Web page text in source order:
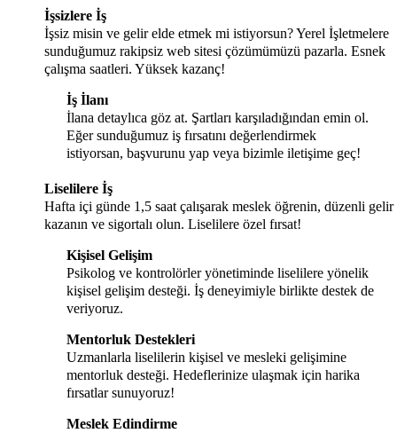
İşsizlere İş
İşsiz misin ve gelir elde etmek mi istiyorsun? Yerel İşletmelere
sunduğumuz rakipsiz web sitesi çözümümüzü pazarla. Esnek
çalışma saatleri. Yüksek kazanç!
İş İlanı
İlana detaylıca göz at. Şartları karşıladığından emin ol.
Eğer sunduğumuz iş fırsatını değerlendirmek
istiyorsan, başvurunu yap veya bizimle iletişime geç!
Liselilere İş
Hafta içi günde 1,5 saat çalışarak meslek öğrenin, düzenli gelir
kazanın ve sigortalı olun. Liselilere özel fırsat!
Kişisel Gelişim
Psikolog ve kontrolörler yönetiminde liselilere yönelik
kişisel gelişim desteği. İş deneyimiyle birlikte destek de
veriyoruz.
Mentorluk Destekleri
Uzmanlarla liselilerin kişisel ve mesleki gelişimine
mentorluk desteği. Hedeflerinize ulaşmak için harika
fırsatlar sunuyoruz!
Meslek Edindirme